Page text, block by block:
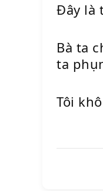
Đây là
Bà ta
ta
Tôi